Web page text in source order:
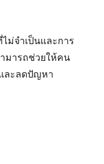
ม่จำเป็นและการ
มารถช่วยให้คน
ละลดปัญหา